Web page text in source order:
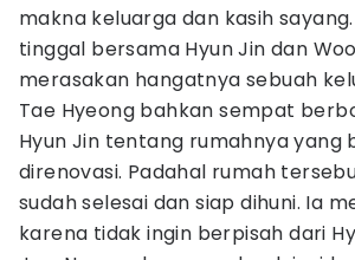
makna keluarga dan kasih
tinggal bersama Hyun Jin dan
merasakan hangatnya sebuah
Tae Hyeong bahkan sempat
Hyun Jin tentang rumahnya yang
direnovasi. Padahal rumah
sudah selesai dan siap dihuni. Ia
karena tidak ingin berpisah dari